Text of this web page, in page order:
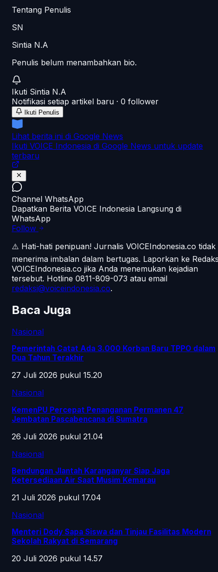
Tentang Penulis
SN
Sintia N.A
Penulis belum menambahkan bio.
Ikuti Sintia N.A
Notifikasi setiap artikel baru · 0 follower
Ikuti Penulis
Lihat berita ini di Google News
Ikuti VOICE Indonesia di Google News untuk update
terbaru
Channel WhatsApp
Dapatkan Berita VOICE Indonesia Langsung di
WhatsApp
Follow
⚠️ Hati-hati penipuan! Jurnalis VOICEIndonesia.co tidak
menerima imbalan dalam bertugas. Laporkan ke
VOICEIndonesia.co jika Anda menemukan kejadian
tersebut. Hotline 0811-809-073 atau email
redaksi@voiceindonesia.co.
Baca Juga
Nasional
Pemerintah Catat Ada 3.000 Korban Baru TPPO dalam
Dua Tahun Terakhir
27 Juli 2026 pukul 15.20
Nasional
KemenPU Percepat Penanganan Permanen 47
Jembatan Pascabencana di Sumatra
26 Juli 2026 pukul 21.04
Nasional
Bendungan Jlantah Karanganyar Siap Jaga
Ketersediaan Air Saat Musim Kemarau
21 Juli 2026 pukul 17.04
Nasional
Menteri Dody Sapa Siswa dan Tinjau Fasilitas Modern
Sekolah Rakyat di Semarang
20 Juli 2026 pukul 14.57